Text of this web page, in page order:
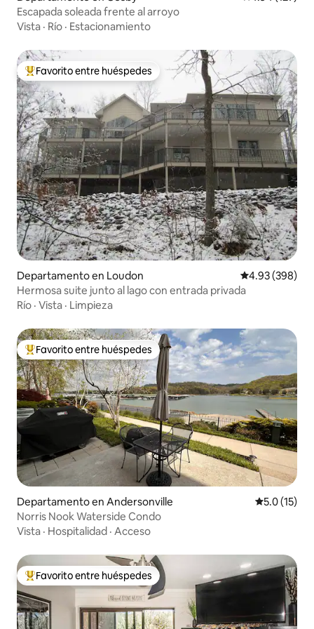
Escapada soleada frente al arroyo
Vista · Río · Estacionamiento
De los mejores en Favorito entre huéspedes
Favorito entre huéspedes
Departamento en Loudon Calificación
4.93 (398)
Hermosa suite junto al lago con entrada privada
Río · Vista · Limpieza
De los mejores en Favorito entre huéspedes
Favorito entre huéspedes
Departamento en Andersonville Calificación
5.0 (15)
Norris Nook Waterside Condo
Vista · Hospitalidad · Acceso
De los mejores en Favorito entre huéspedes
Favorito entre huéspedes